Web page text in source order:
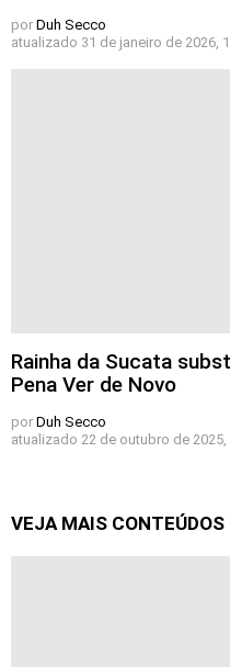
por Duh Secco
atualizado 31 de janeiro de 2026,
Rainha da Sucata
Pena Ver de Novo
por Duh Secco
atualizado 22 de outubro de 2025,
VEJA MAIS CONTEÚDOS